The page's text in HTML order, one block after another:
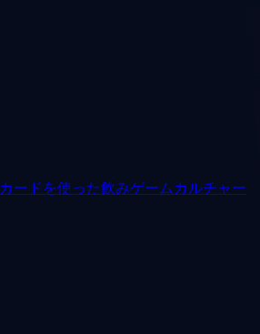
カードを使った飲みゲームカルチャー